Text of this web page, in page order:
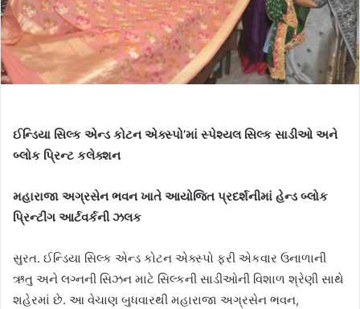
l
ઈન્ડિયા સિલ્ક એન્ડ કોટન એક્સ્પો’માં સ્પેશ્યલ સિલ્ક સાડીઓ અને
બ્લોક પ્રિન્ટ કલેક્શન
મહારાજા અગ્રસેન ભવન ખાતે આયોજિત પ્રદર્શનીમાં હેન્ડ બ્લોક
પ્રિન્ટીંગ આર્ટવર્કની ઝલક
સુરત. ઈન્ડિયા સિલ્ક એન્ડ કોટન એક્સ્પો ફરી એકવાર ઉનાળાની
ઋતુ અને લગ્નની સિઝન માટે સિલ્કની સાડીઓની વિશાળ શ્રેણી સાથે
શહેરમાં છે. આ વેચાણ બુધવારથી મહારાજા અગ્રસેન ભવન,